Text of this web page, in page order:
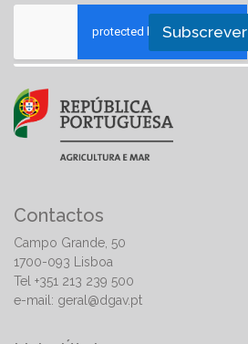
Subscrever
Contactos
Campo Grande, 50
1700-093 Lisboa
Tel +351 213 239 500
e-mail: geral@dgav.pt